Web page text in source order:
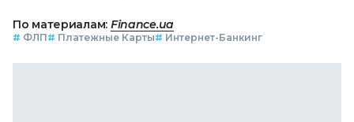
По материалам: Finance.ua
# ФЛП# Платежные Карты# Интернет-Банкинг